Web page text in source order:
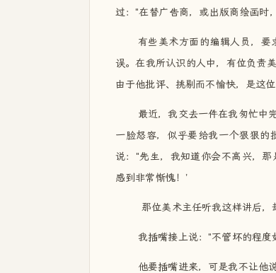
过："在替广告商，或出版商绘画时
有些美术方面的编辑人员，要
误。在我所认识的人中，有位负责
由于他批评、挑剔而不愉快，是这
最近，我交去一件在我匆忙
一脸怒容，似乎要给我一个狠狠
说："先生，我知道你会不高兴，
感到非常惭愧！’
那位美术主任听我这样讲后
我插嘴接上说："不管坏的程
他要插嘴进来，可是我不让他